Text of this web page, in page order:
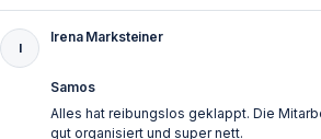
Да — многие путешественники
однодневную поездку.
Есть ли питание на пароме?
Путешествие на Сами: Ферри из
I
Irena Marksteiner
Samos
Alles hat reibungslos geklappt. Die
gut organisiert und super nett.